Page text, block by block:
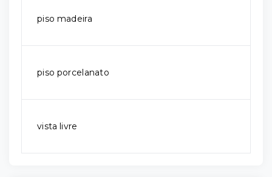
piso madeira
piso porcelanato
vista livre